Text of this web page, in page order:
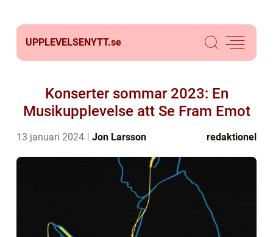
UPPLEVELSENYTT.se
Konserter sommar 2023: En
Musikupplevelse att Se Fram Emot
13 januari 2024 Jon Larsson redaktionel